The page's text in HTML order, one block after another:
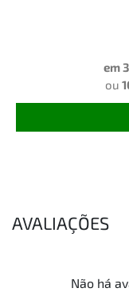
em
ou
AVALIAÇÕES
Não há